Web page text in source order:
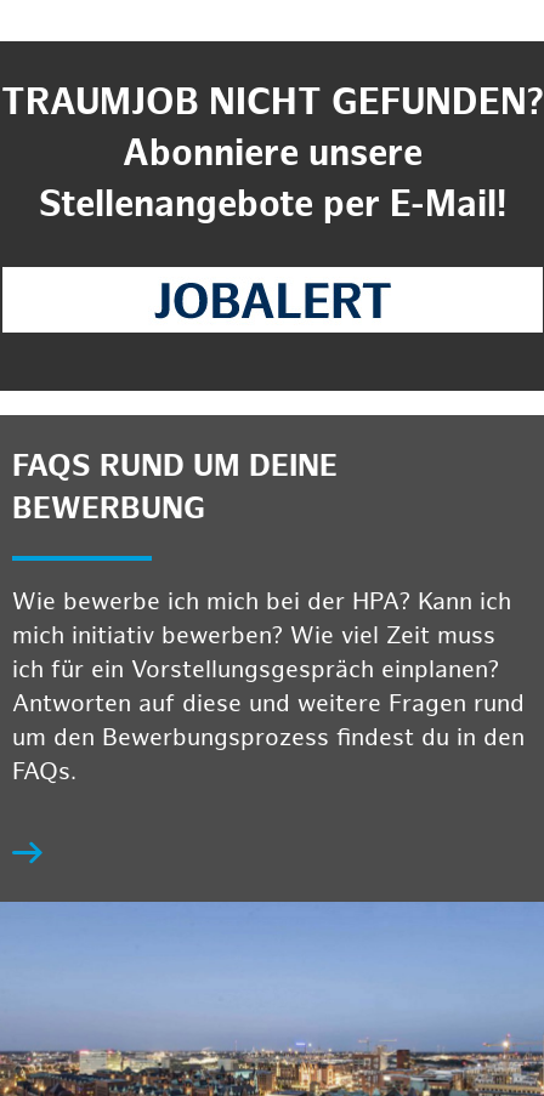
TRAUMJOB NICHT GEFUNDEN?
Abonniere unsere
Stellenangebote per E-Mail!
FAQS RUND UM DEINE
BEWERBUNG
Wie bewerbe ich mich bei der HPA? Kann ich
mich initiativ bewerben? Wie viel Zeit muss
ich für ein Vorstellungsgespräch einplanen?
Antworten auf diese und weitere Fragen rund
um den Bewerbungsprozess findest du in den
FAQs.